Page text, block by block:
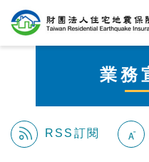
業務
RSS訂閱